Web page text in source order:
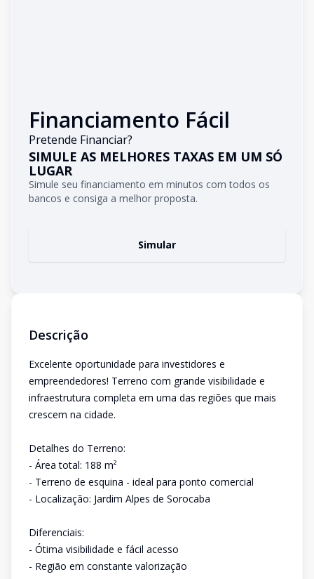
Financiamento Fácil
Pretende Financiar?
SIMULE AS MELHORES TAXAS EM UM SÓ
LUGAR
Simule seu financiamento em minutos com todos os
bancos e consiga a melhor proposta.
Simular
Descrição
Excelente oportunidade para investidores e
empreendedores! Terreno com grande visibilidade e
infraestrutura completa em uma das regiões que mais
crescem na cidade.
Detalhes do Terreno:
- Área total: 188 m²
- Terreno de esquina - ideal para ponto comercial
- Localização: Jardim Alpes de Sorocaba
Diferenciais:
- Ótima visibilidade e fácil acesso
- Região em constante valorização